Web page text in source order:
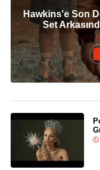
Hawkins'e Son
Set